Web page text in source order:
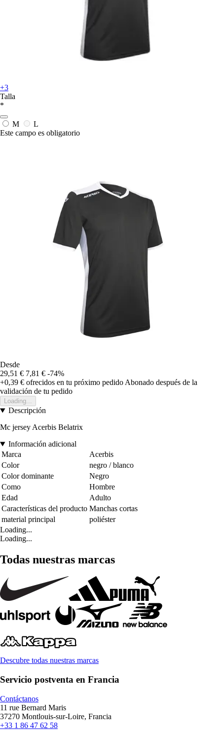
+3
Talla
*
M
L
Este campo es obligatorio
Desde
29,51 € 7,81 € -74%
+0,39 € ofrecidos en tu próximo pedido Abonado después de la
validación de tu pedido
Loading...
Descripción
Mc jersey Acerbis Belatrix
Información adicional
Marca
Acerbis
Color
negro / blanco
Color dominante
Negro
Como
Hombre
Edad
Adulto
Características del producto Manchas cortas
material principal
poliéster
Loading...
Loading...
Todas nuestras marcas
Descubre todas nuestras marcas
Servicio postventa en Francia
Contáctanos
11 rue Bernard Maris
37270 Montlouis-sur-Loire, Francia
+33 1 86 47 62 58